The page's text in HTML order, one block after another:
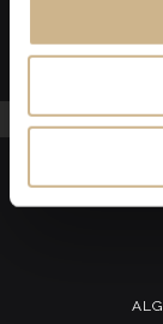
van meer dan
onze